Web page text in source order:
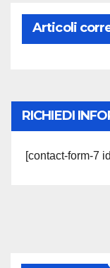
Articoli
RICHIEDI
[contact-form-7